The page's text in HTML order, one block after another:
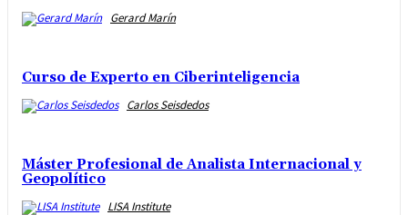
Gerard Marín
Curso de Experto en Ciberinteligencia
Carlos Seisdedos
Máster Profesional de Analista Internacional y
Geopolítico
LISA Institute